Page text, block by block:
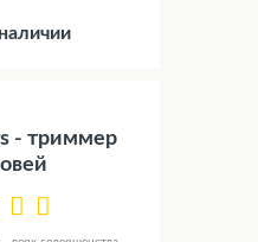
- триммер